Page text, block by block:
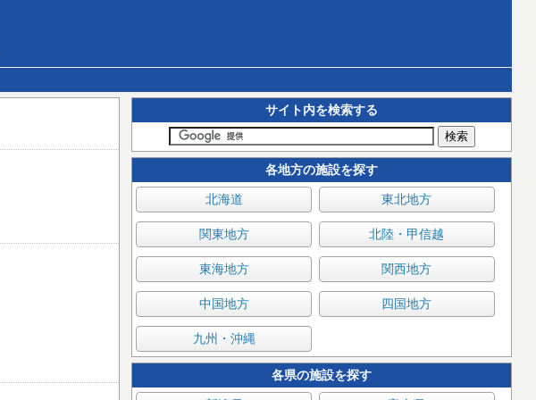
サイト内を検索する
各地方の施設を探す
北海道 東北地方
関東地方 北陸・甲信越
東海地方 関西地方
中国地方 四国地方
九州・沖縄
各県の施設を探す